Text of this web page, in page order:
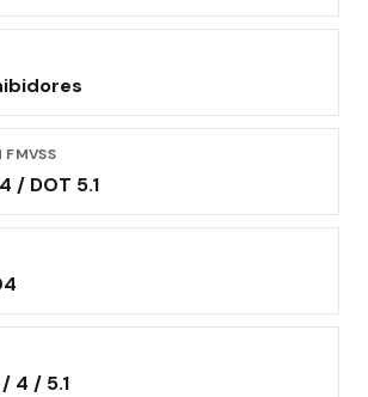
FMVSS
/ DOT 5.1
4 / 5.1